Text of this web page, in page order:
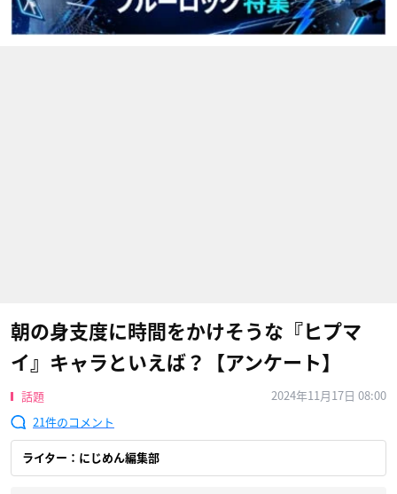
朝の身支度に時間をかけそうな『ヒプマ
イ』キャラといえば？【アンケート】
話題
2024年11月17日 08:00
21
ライター：にじめん編集部